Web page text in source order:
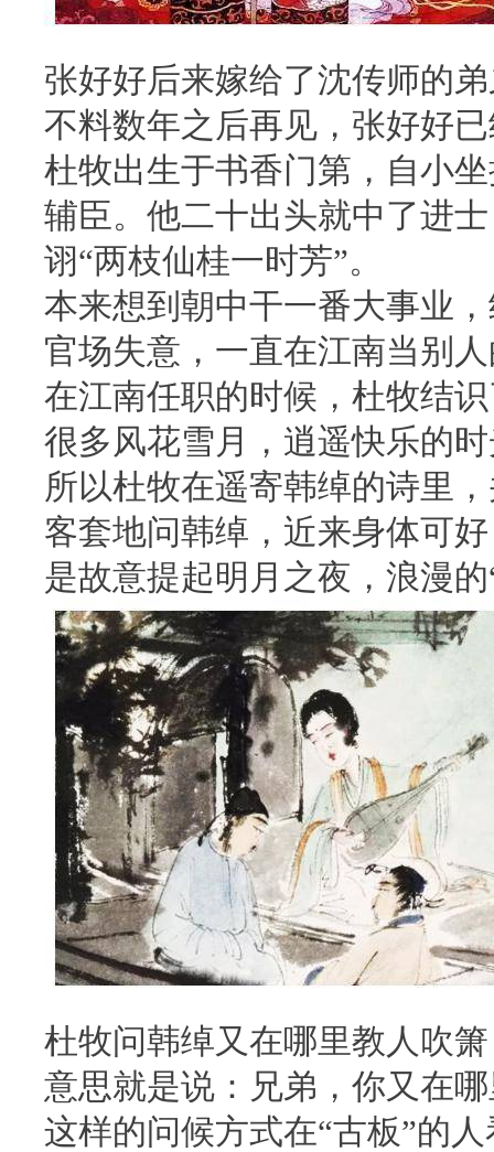
张好好后来嫁给了沈传师的
不料数年之后再见，张好好
杜牧出生于书香门第，自小
辅臣。他二十出头就中了进
诩“两枝仙桂一时芳”。
本来想到朝中干一番大事业
官场失意，一直在江南当别
在江南任职的时候，杜牧结
很多风花雪月，逍遥快乐的
所以杜牧在遥寄韩绰的诗里
客套地问韩绰，近来身体可
是故意提起明月之夜，浪漫
杜牧问韩绰又在哪里教人吹
意思就是说：兄弟，你又在
这样的问候方式在“古板”的